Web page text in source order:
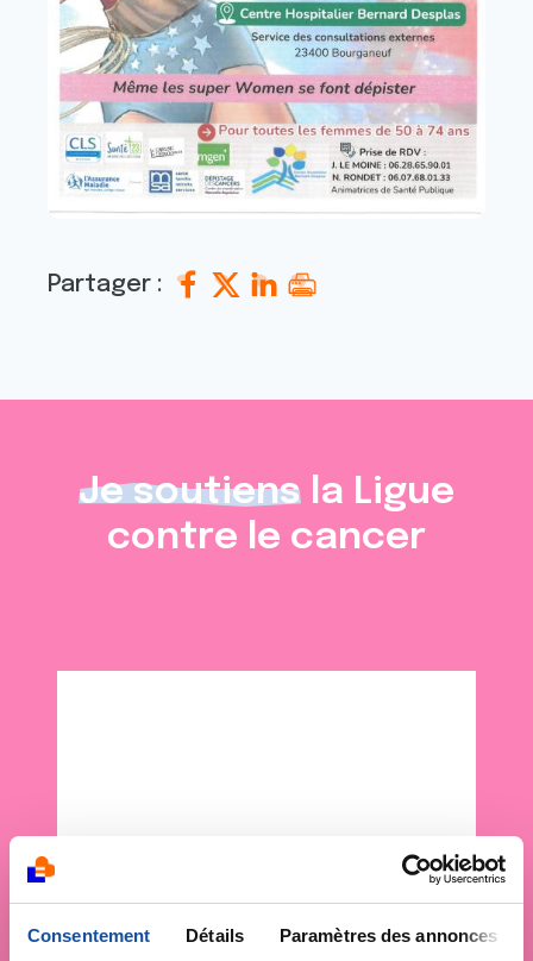
Consentement Détails Paramètres des annonces
Partager :
Je soutiens la Ligue
contre le cancer